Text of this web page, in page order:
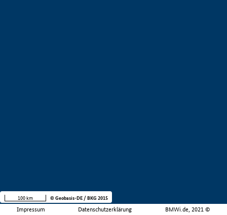
Impressum Datenschutzerklärung BMWi.de, 2021 ©
100 km © Geobasis-DE / BKG 2015